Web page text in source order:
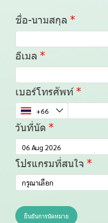
ชื่อ-นามสกุล
อีเมล
เบอร์โทรศัพท์
วันที่นัด
โปรแกรมที่สนใจ
กรุณาเลือก
ยืนยันการนัดหมาย